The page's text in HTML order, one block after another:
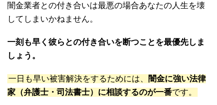
闇金業者との付き合いは最悪の場合あなたの人生を壊
してしまいかねません。
一刻も早く彼らとの付き合いを断つことを最優先しま
しょう。
一日も早い被害解決をするためには、
闇金に強い法律
家（弁護士・司法書士）に相談するのが一番です。